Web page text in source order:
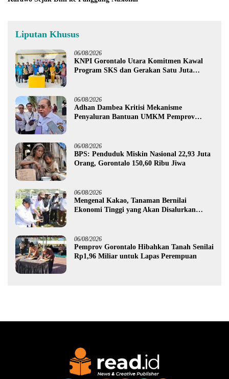
Liputan Khusus
06/08/2026
KNPI Gorontalo Utara Komitmen Kawal
Program SKS dan Gerakan Satu Juta
06/08/2026
Adhan Dambea Kritisi Mekanisme
Penyaluran Bantuan UMKM Pemprov
06/08/2026
BPS: Penduduk Miskin Nasional 22,93 Juta
Orang, Gorontalo 150,60 Ribu Jiwa
06/08/2026
Mengenal Kakao, Tanaman Bernilai
Ekonomi Tinggi yang Akan Disalurkan
06/08/2026
Pemprov Gorontalo Hibahkan Tanah Senilai
Rp1,96 Miliar untuk Lapas Perempuan